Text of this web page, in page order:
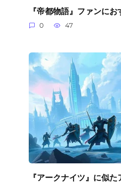
『帝都物語』ファンに
0 47
『アークナイツ』に似